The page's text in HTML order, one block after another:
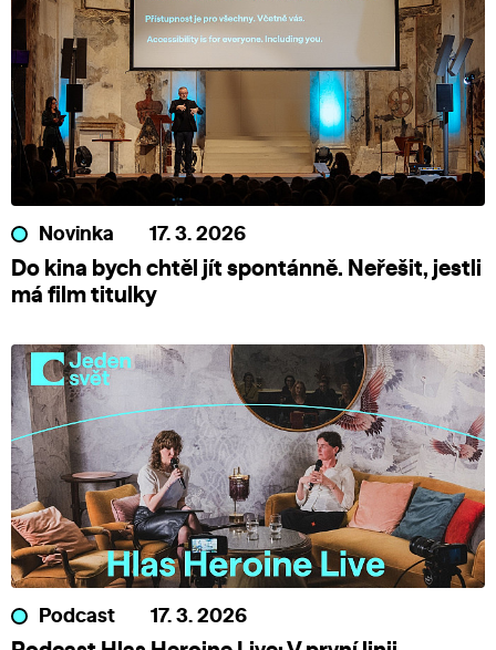
Novinka 17. 3. 2026
Do kina bych chtěl jít spontánně. Neřešit, jestli
má film titulky
Podcast 17. 3. 2026